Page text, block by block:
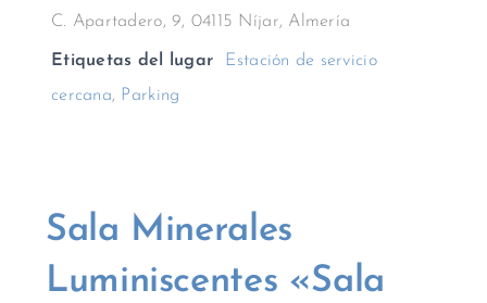
C. Apartadero, 9, 04115 Níjar, Almería
Etiquetas del lugar
Estación de servicio
cercana, Parking
Sala Minerales
Luminiscentes «Sala